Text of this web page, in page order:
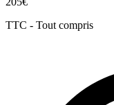
TTC - Tout compris